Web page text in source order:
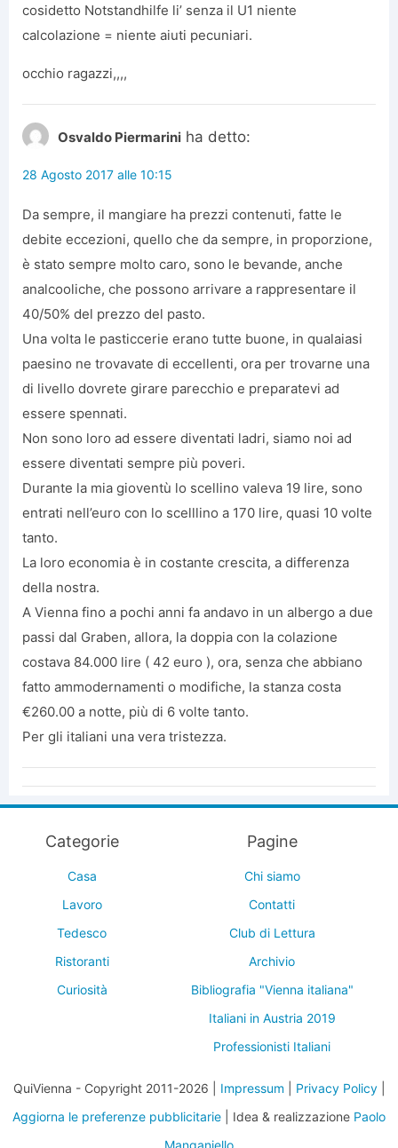
cosidetto Notstandhilfe li’ senza il U1 niente
calcolazione = niente aiuti pecuniari.
occhio ragazzi,,,,
Osvaldo Piermarini ha detto:
28 Agosto 2017 alle 10:15
Da sempre, il mangiare ha prezzi contenuti, fatte le
debite eccezioni, quello che da sempre, in proporzione,
è stato sempre molto caro, sono le bevande, anche
analcooliche, che possono arrivare a rappresentare il
40/50% del prezzo del pasto.
Una volta le pasticcerie erano tutte buone, in qualaiasi
paesino ne trovavate di eccellenti, ora per trovarne una
di livello dovrete girare parecchio e preparatevi ad
essere spennati.
Non sono loro ad essere diventati ladri, siamo noi ad
essere diventati sempre più poveri.
Durante la mia gioventù lo scellino valeva 19 lire, sono
entrati nell’euro con lo scelllino a 170 lire, quasi 10 volte
tanto.
La loro economia è in costante crescita, a differenza
della nostra.
A Vienna fino a pochi anni fa andavo in un albergo a due
passi dal Graben, allora, la doppia con la colazione
costava 84.000 lire ( 42 euro ), ora, senza che abbiano
fatto ammodernamenti o modifiche, la stanza costa
€260.00 a notte, più di 6 volte tanto.
Per gli italiani una vera tristezza.
Categorie
Casa
Lavoro
Tedesco
Ristoranti
Curiosità
Pagine
Chi siamo
Contatti
Club di Lettura
Archivio
Bibliografia "Vienna italiana"
Italiani in Austria 2019
Professionisti Italiani
QuiVienna - Copyright 2011-2026 | Impressum Privacy Policy|
Aggiorna le preferenze pubblicitarie | Idea & realizzazione Paolo